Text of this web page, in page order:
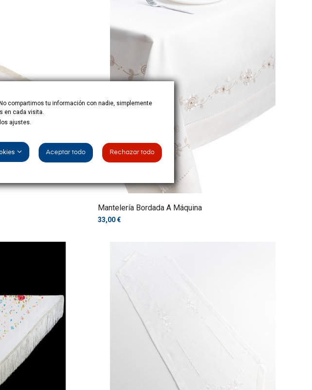
Mantelería Bordada A Máquina
33,00 €
compartimos tu información con nadie, simplemente
en cada visita.
ajustes.
Aceptar todo Rechazar todo